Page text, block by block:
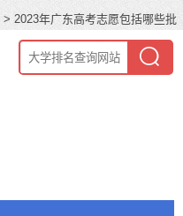
> 2023年广东高考志愿包括哪些批